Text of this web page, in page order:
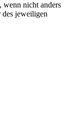
wenn nicht anders
des jeweiligen